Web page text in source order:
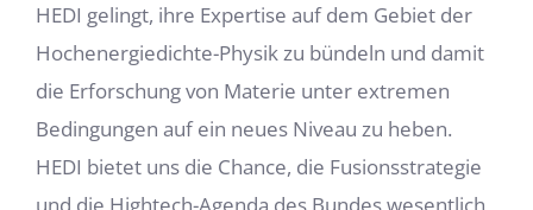
HEDI gelingt, ihre Expertise auf dem Gebiet der
Hochenergiedichte-Physik zu bündeln und damit
die Erforschung von Materie unter extremen
Bedingungen auf ein neues Niveau zu heben.
HEDI bietet uns die Chance, die Fusionsstrategie